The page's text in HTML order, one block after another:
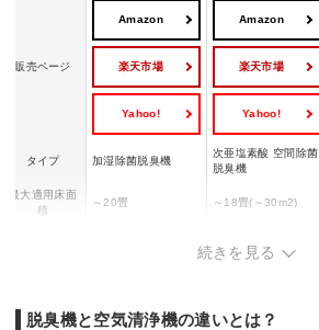
販売ページ
Amazon
楽天市場
Yahoo!
Amazon
楽天市場
Yahoo!
タイプ 加湿除菌脱臭機
次亜塩素酸 空間除菌
脱臭機
最大適用床面
積
～20畳 ～18畳(～30m2)
〇
重量 6.2 kg ー
続きを見る
脱臭機と空気清浄機の違いとは？